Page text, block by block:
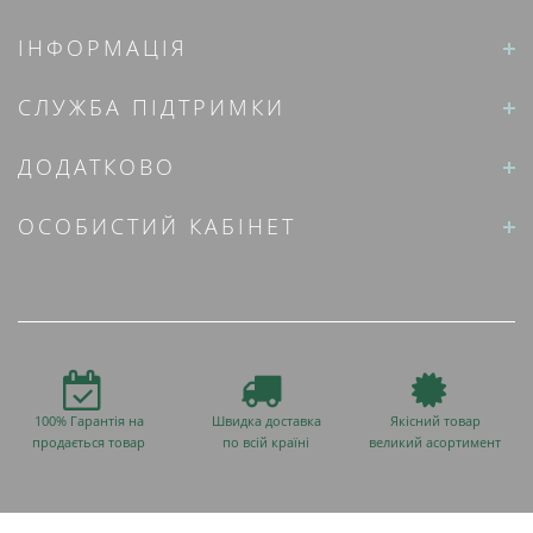
ІНФОРМАЦІЯ
СЛУЖБА ПІДТРИМКИ
ДОДАТКОВО
ОСОБИСТИЙ КАБІНЕТ
100% Гарантія на
продається товар
Швидка доставка
по всій країні
Якісний товар
великий асортимент